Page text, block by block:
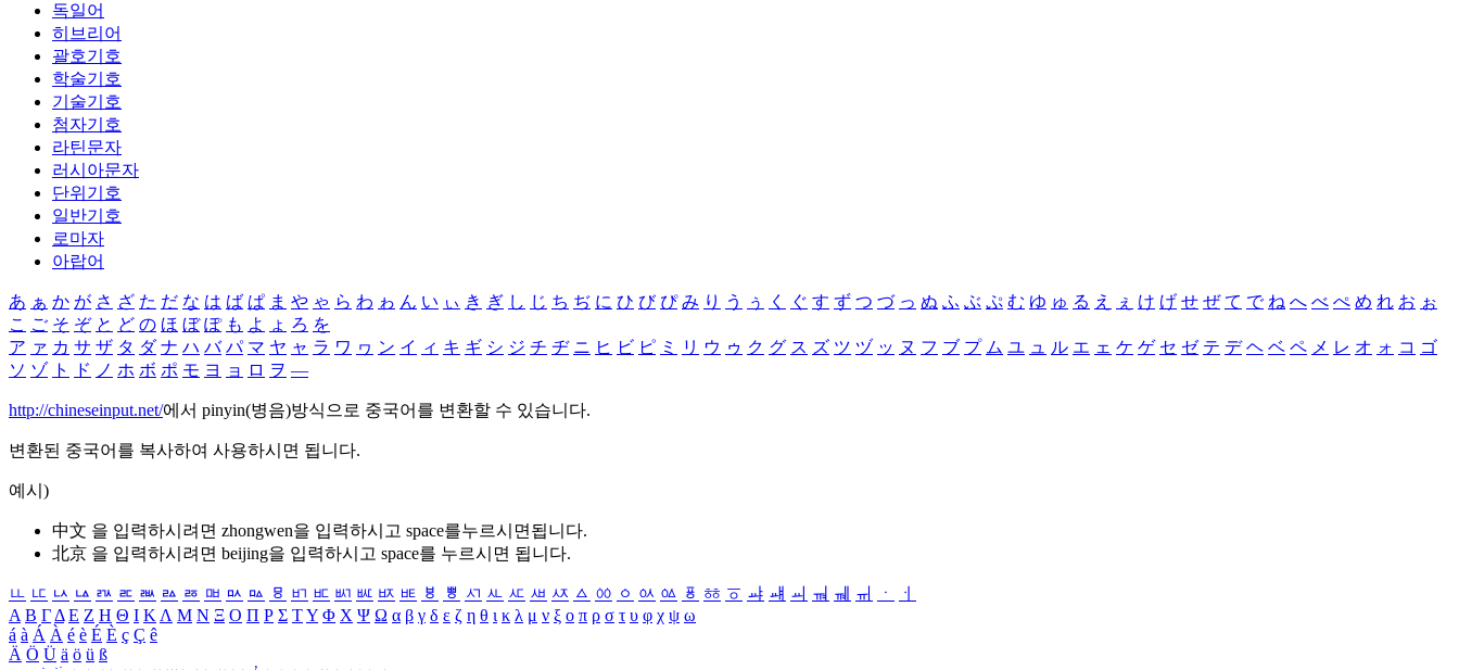
독일어
히브리어
괄호기호
학술기호
기술기호
첨자기호
라틴문자
러시아문자
단위기호
일반기호
로마자
아랍어
あ ぁ か が さ ざ た だ な は ば ぱ ま や ゃ ら わ ゎ ん い ぃ き ぎ し じ ち ぢ に ひ び ぴ み り う ぅ く ぐ す ず つ づ っ ぬ ふ ぶ ぷ む ゆ ゅ る え ぇ け げ せ ぜ て で ね へ べ ぺ め れ お ぉ
こ ご そ ぞ と ど の ほ ぼ ぽ も よ ょ ろ を
ア ァ カ サ ザ タ ダ ナ ハ バ パ マ ヤ ャ ラ ワ ヮ ン イ ィ キ ギ シ ジ チ ヂ ニ ヒ ビ ピ ミ リ ウ ゥ ク グ ス ズ ツ ヅ ッ ヌ フ ブ プ ム ユ ュ ル エ ェ ケ ゲ セ ゼ テ デ ヘ ベ ペ メ レ オ ォ コ ゴ
ソ ゾ ト ド ノ ホ ボ ポ モ ヨ ョ ロ ヲ ―
http://chineseinput.net/에서 pinyin(병음)방식으로 중국어를 변환할 수 있습니다.
변환된 중국어를 복사하여 사용하시면 됩니다.
예시)
中文 을 입력하시려면 zhongwen을 입력하시고 space를누르시면됩니다.
北京 을 입력하시려면 beijing을 입력하시고 space를 누르시면 됩니다.
ㅥ ㅦ ㅧ ㅨ ㅩ ㅪ ㅫ ㅬ ㅭ ㅮ ㅯ ㅰ ㅱ ㅲ ㅳ ㅴ ㅵ ㅶ ㅷ ㅸ ㅹ ㅺ ㅻ ㅼ ㅽ ㅾ ㅿ ㆀ ㆁ ㆂ ㆃ ㆄ ㆅ ㆆ ㆇ ㆈ ㆉ ㆊ ㆋ ㆌ ㆍ
ㆎ
Α Β ΓΔ Ε Ζ Η Θ Ι ΚΛ Μ Ν Ξ Ο Π Ρ Σ ΤΥ Φ Χ Ψ Ω α β γ δ ε ζ η θ ι κ λ μ ν ξ ο π ρ σ τ υ φ χ ψ ω
á à Á À é è É È ç Ç ê
Ä Ö Ü ä ö ü ß